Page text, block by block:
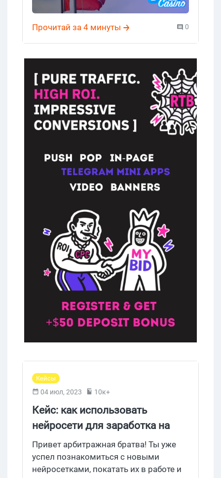
примерами креативов, заглядывай в
Прочитай за 4 минуты
0
Кейсы
04 июл, 2023 10к+
Кейс: как использовать
нейросети для заработка на
УБТ с Youtube, актуально в 2023
Привет арбитражная братва! Ты уже
успел познакомиться с новыми
нейросетками, покатать их в работе и